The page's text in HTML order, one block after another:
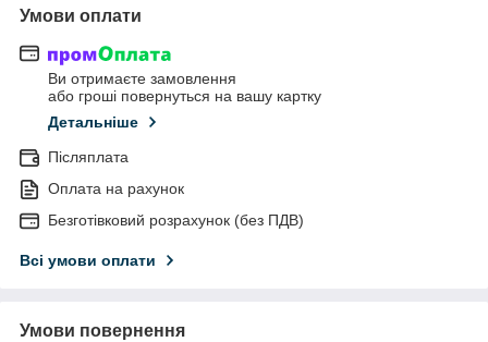
Умови оплати
Ви отримаєте замовлення
або гроші повернуться на вашу картку
Детальніше
Післяплата
Оплата на рахунок
Безготівковий розрахунок (без ПДВ)
Всі умови оплати
Умови повернення